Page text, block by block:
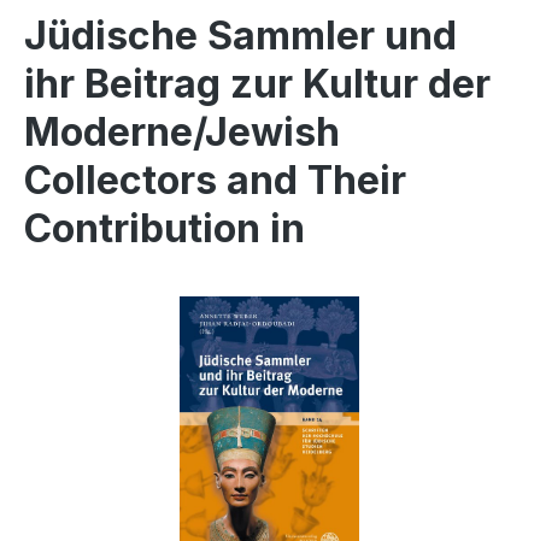
Jüdische Sammler und
ihr Beitrag zur Kultur der
Moderne/Jewish
Collectors and Their
Contribution in
Bildergalerie überspringen